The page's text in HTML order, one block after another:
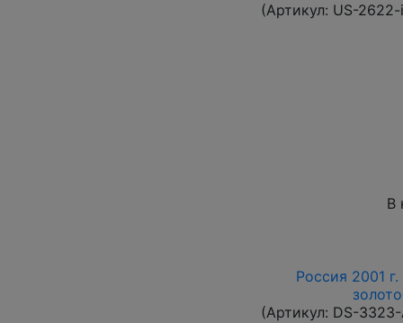
(Артикул: US-
В
Россия 2001
(Артикул: DS-